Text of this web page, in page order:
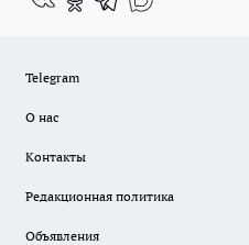
Telegram
О нас
Контакты
Редакционная политика
Объявления